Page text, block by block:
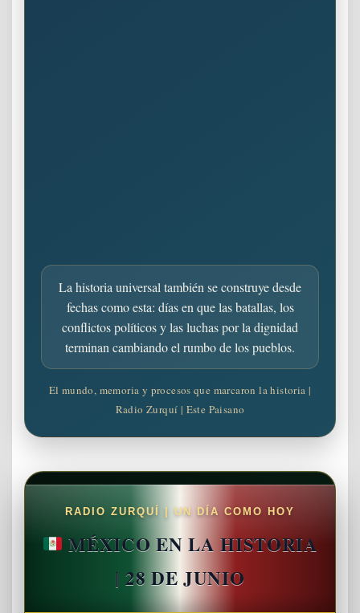
La historia universal también se construye desde
fechas como esta: días en que las batallas, los
conflictos políticos y las luchas por la dignidad
terminan cambiando el rumbo de los pueblos.
El mundo, memoria y procesos que marcaron la historia |
Radio Zurquí | Este Paisano
RADIO ZURQUÍ | UN DÍA COMO HOY
MÉXICO EN LA HISTORIA
| 28 DE JUNIO